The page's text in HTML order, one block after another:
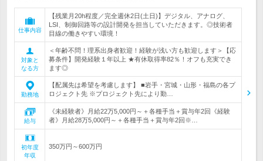
仕事内容
【残業月20h程度／完全週休2日(土日)】デジタル、アナログ、
LSI、制御回路等の設計開発を担当していただきます。◎技術者
目線の働きやすい環境！
対象と
なる方
＜年齢不問！理系出身者歓迎！経験が浅い方も歓迎します＞【応
募条件】開発経験１年以上 ★有休取得率82％！オフも充実でき
ます◎
勤務地
【配属先は希望を考慮します】 ■岩手・宮城・山形・福島の各プ
ロジェクト先 ※プロジェクト先により勤…
給与
《未経験者》月給22万5,000円～＋各種手当＋賞与年2回《経験
者》月給28万5,000円～＋各種手当＋賞与年2回※…
初年度
年収
350万円～600万円